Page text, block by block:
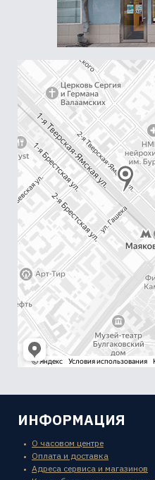
ИНФОРМАЦИЯ
О часовом центре
Оплата и доставка
Адреса сервиса и магазинов